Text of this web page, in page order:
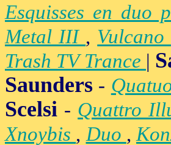
Esquisses en duo
Metal III , Vulcano
Trash TV Trance |
Saunders -
Scelsi - Quattro
Xnoybis ,Duo ,